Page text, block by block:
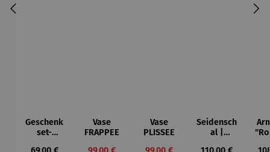
Geschenk
set-
Regulärer Preis:
Vase
FRAPPEE
Verkaufspreis:
Vase
PLISSEE
Verkaufspreis:
Seidensch
al |
Regulärer Preis: